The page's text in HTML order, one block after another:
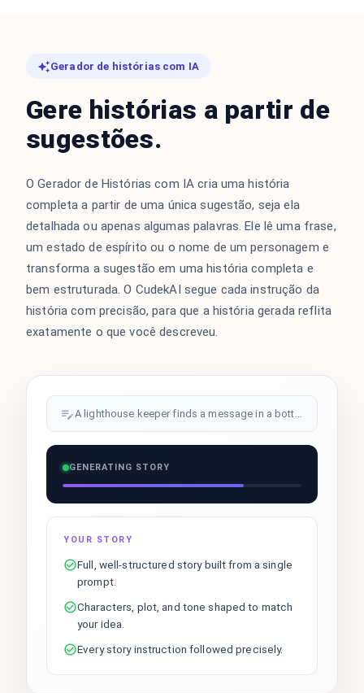
Gerador de histórias com IA
Gere histórias a partir de
sugestões.
O Gerador de Histórias com IA cria uma história
completa a partir de uma única sugestão, seja ela
detalhada ou apenas algumas palavras. Ele lê uma frase,
um estado de espírito ou o nome de um personagem e
transforma a sugestão em uma história completa e
bem estruturada. O CudekAI segue cada instrução da
história com precisão, para que a história gerada reflita
exatamente o que você descreveu.
A lighthouse keeper finds a message in a bottle...
GENERATING STORY
YOUR STORY
Full, well-structured story built from a single
prompt.
Characters, plot, and tone shaped to match
your idea.
Every story instruction followed precisely.